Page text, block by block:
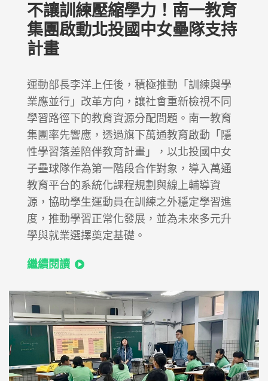
不讓訓練壓縮學力！南一教育
集團啟動北投國中女壘隊支持
計畫
運動部長李洋上任後，積極推動「訓練與學
業應並行」改革方向，讓社會重新檢視不同
學習路徑下的教育資源分配問題。南一教育
集團率先響應，透過旗下萬通教育啟動「隱
性學習落差陪伴教育計畫」，以北投國中女
子壘球隊作為第一階段合作對象，導入萬通
教育平台的系統化課程規劃與線上輔導資
源，協助學生運動員在訓練之外穩定學習進
度，推動學習正常化發展，並為未來多元升
學與就業選擇奠定基礎。
繼續閱讀